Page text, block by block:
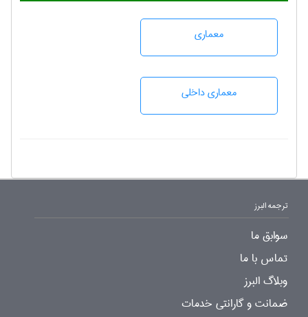
معماری
معماری داخلی
ترجمه البرز
سوابق ما
تماس با ما
وبلاگ البرز
ضمانت و گارانتی خدمات